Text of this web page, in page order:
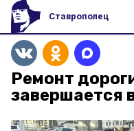
Ставрополец
Ремонт
завершается